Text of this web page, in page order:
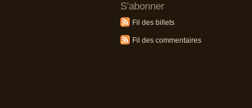
S'abonner
Fil des billets
Fil des commentaires